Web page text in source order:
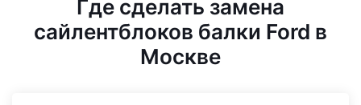
Где сделать замена
сайлентблоков балки Ford в
Москве